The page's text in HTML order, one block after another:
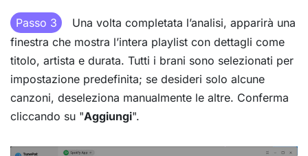
Passo 3
Una volta completata l’analisi, apparirà una
finestra che mostra l’intera playlist con dettagli come
titolo, artista e durata. Tutti i brani sono selezionati per
impostazione predefinita; se desideri solo alcune
canzoni, deseleziona manualmente le altre. Conferma
cliccando su "Aggiungi".